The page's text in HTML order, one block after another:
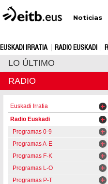
Noticias
EUSKADI IRRATIA RADIO EUSKADI
LO ÚLTIMO
RADIO
Euskadi Irratia
Radio Euskadi
Programas 0-9
Programas A-E
Programas F-K
Programas L-O
Programas P-T